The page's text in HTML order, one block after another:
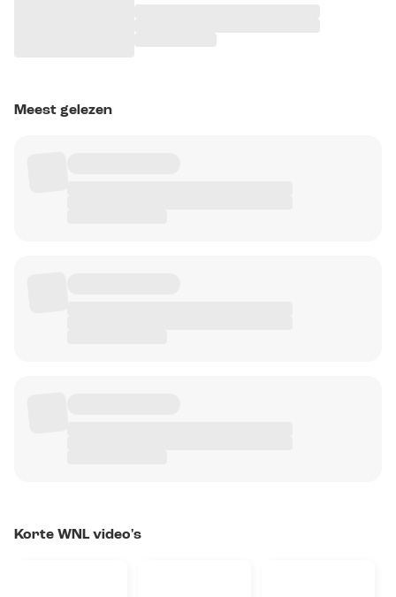
Meest gelezen
Korte WNL video's